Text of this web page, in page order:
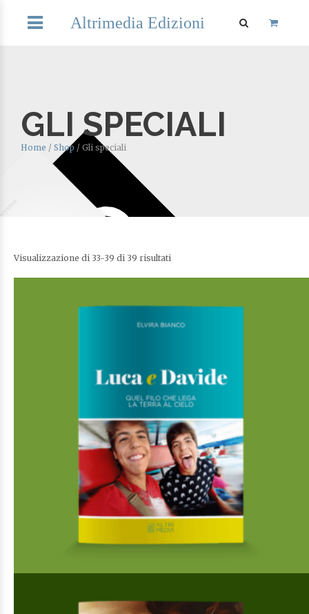
Altrimedia Edizioni
GLI SPECIALI
Home / Shop / Gli speciali
Visualizzazione di 33-39 di 39 risultati